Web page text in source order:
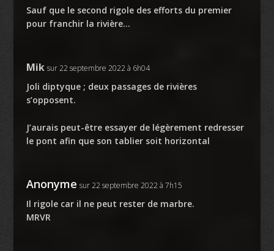
Sauf que le second rigole des efforts du premier
pour franchir la rivière…
Mik sur 22 septembre 2022 à 6h04
Joli diptyque ; deux passages de rivières
s’opposent.
J’aurais peut-être essayer de légèrement redresser
le pont afin que son tablier soit horizontal
Anonyme sur 22 septembre 2022 à 7h15
Il rigole car il ne peut rester de marbre.
MRVR